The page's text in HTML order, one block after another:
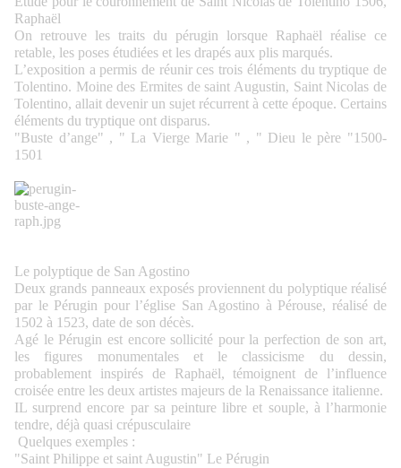
Raphaël
On retrouve les traits du pérugin lorsque Raphaël réalise ce
retable, les poses étudiées et les drapés aux plis marqués.
L’exposition a permis de réunir ces trois éléments du tryptique de
Tolentino. Moine des Ermites de saint Augustin, Saint Nicolas de
Tolentino, allait devenir un sujet récurrent à cette époque. Certains
éléments du tryptique ont disparus.
"Buste d’ange" , " La Vierge Marie " , " Dieu le père "1500-
1501
Le polyptique de San Agostino
Deux grands panneaux exposés proviennent du polyptique réalisé
par le Pérugin pour l’église San Agostino à Pérouse, réalisé de
1502 à 1523, date de son décès.
Agé le Pérugin est encore sollicité pour la perfection de son art,
les figures monumentales et le classicisme du dessin,
probablement inspirés de Raphaël, témoignent de l’influence
croisée entre les deux artistes majeurs de la Renaissance italienne.
IL surprend encore par sa peinture libre et souple, à l’harmonie
tendre, déjà quasi crépusculaire
Quelques exemples :
"Saint Philippe et saint Augustin" Le Pérugin